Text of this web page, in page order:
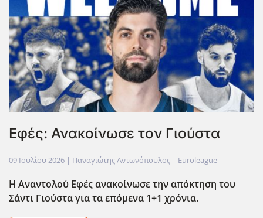
Εφές: Ανακοίνωσε τον Γιούστα
09 Ιουλίου 2026 | Παναγιώτης Αντωνόπουλος | Euroleague
Η Αναντολού Εφές ανακοίνωσε την απόκτηση του
Σάντι Γιούστα για τα επόμενα 1+1 χρόνια.